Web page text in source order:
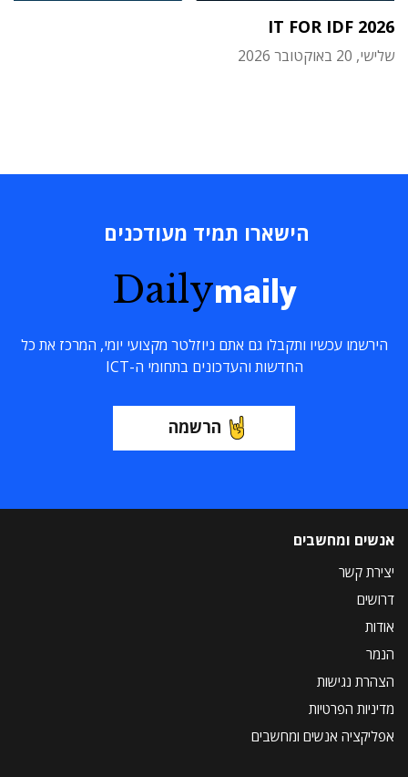
IT FOR IDF 2026
שלישי, 20 באוקטובר 2026
הישארו תמיד מעודכנים
Dailymaily
הירשמו עכשיו ותקבלו גם אתם ניוזלטר מקצועי יומי, המרכז את כל
החדשות והעדכונים בתחומי ה-ICT
הרשמה
אנשים ומחשבים
יצירת קשר
דרושים
אודות
הנמר
הצהרת נגישות
מדיניות הפרטיות
אפליקציה אנשים ומחשבים